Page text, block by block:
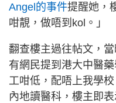
Angel的事件提醒她，
咁靚，做唔到kol。」
翻查樓主過往帖文，
有網民提到港大中醫
工咁低，配唔上我學
內地讀醫科，樓主即